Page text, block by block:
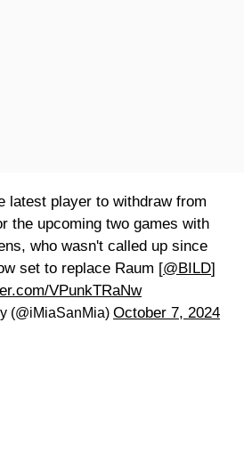
latest player to withdraw from
the upcoming two games with
who wasn't called up since
set to replace Raum [@BILD]
VPunkTRaNw
(@iMiaSanMia) October 7, 2024